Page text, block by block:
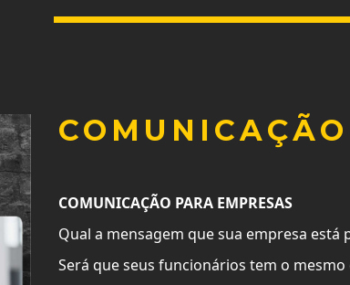
COMUNICAÇÃO PARA EMPRESAS
Qual a mensagem que sua empresa está
Será que seus funcionários tem o